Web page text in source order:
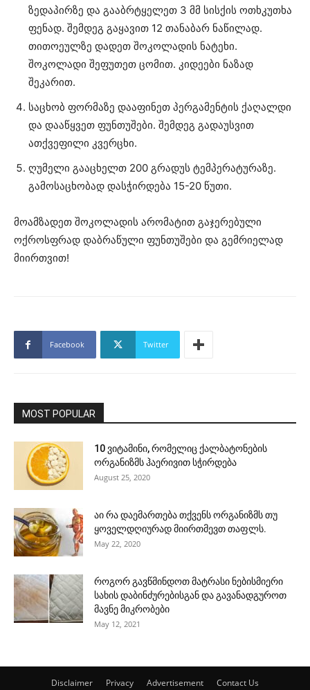
ზედაპირზე და გააბრტყელეთ 3 მმ სისქის ოთხკუთხა
ფენად. შემდეგ გაყავით 12 თანაბარ ნაწილად.
თითოეულზე დადეთ შოკოლადის ნატეხი.
შოკოლადი შეფუთეთ ცომით. კიდეები ნაზად
შეკარით.
საცხობ ფორმაზე დააფინეთ პერგამენტის ქაღალდი
და დააწყვეთ ფუნთუშები. შემდეგ გადაუსვით
ათქვეფილი კვერცხი.
ღუმელი გააცხელთ 200 გრადუს ტემპერატურაზე.
გამოსაცხობად დასჭირდება 15-20 წუთი.
მოამზადეთ შოკოლადის არომატით გაჯერებული
ოქროსფრად დაბრაწული ფუნთუშები და გემრიელად
მიირთვით!
Facebook Twitter
MOST POPULAR
10 ვიტამინი, რომელიც ქალბატონების
ორგანიზმს ჰაერივით სჭირდება
August 25, 2020
აი რა დაემართება თქვენს ორგანიზმს თუ
ყოველდღიურად მიირთმევთ თაფლს.
May 22, 2020
როგორ გავწმინდოთ მატრასი ნებისმიერი
სახის დაბინძურებისგან და გავანადგუროთ
მავნე მიკრობები
May 12, 2021
Disclaimer Privacy Advertisement Contact Us